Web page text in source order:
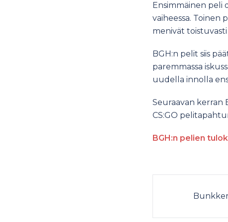
Ensimmäinen peli
vaiheessa. Toinen
menivät
BGH:n pelit siis
paremmassa
uudella innolla
Seuraavan kerran
CS:GO
BGH:n pelien